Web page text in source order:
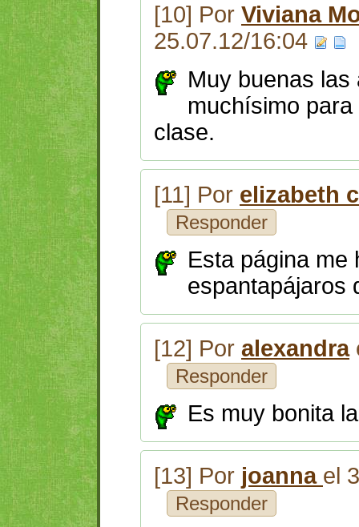
[10] Por Viviana
25.07.12/16:04
Muy buenas
muchísimo
clase.
[11] Por elizabeth
Responder
Esta página me
espantapájaros
[12] Por alexandra
Responder
Es muy bonita
[13] Por joanna el
Responder